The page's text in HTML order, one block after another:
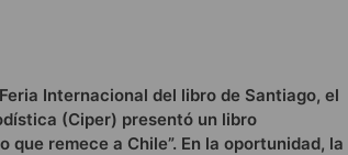
Internacional del libro de Santiago, el
(Ciper) presentó un libro
remece a Chile”. En la oportunidad, la